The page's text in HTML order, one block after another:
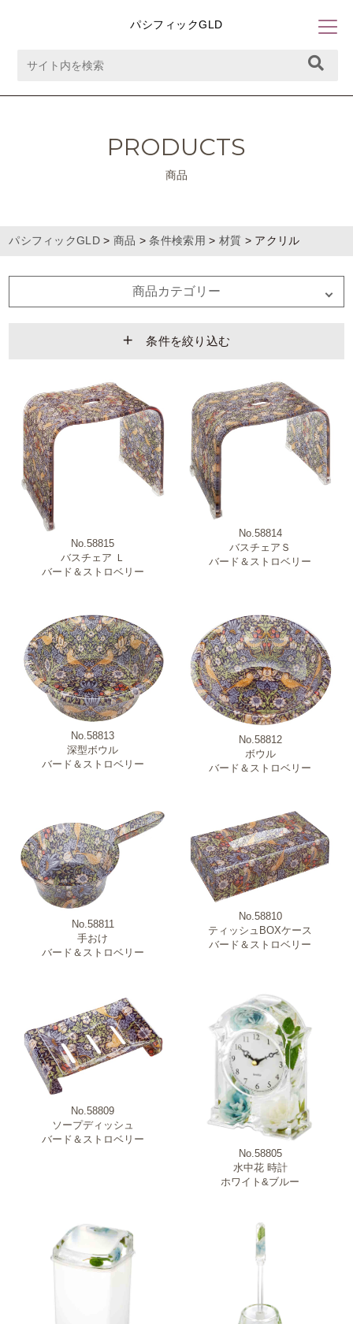
パシフィックGLD
PRODUCTS
商品
パシフィックGLD> 商品 >条件検索用 > 材質 > アクリル
商品カテゴリー
条件を絞り込む
ブランド
新商品・売れ筋商品・特価商品
柄・モチーフ
No.58815
バスチェア Ｌ
バード＆ストロベリー
No.58814
バスチェアＳ
バード＆ストロベリー
No.58813
深型ボウル
バード＆ストロベリー
No.58812
ボウル
バード＆ストロベリー
No.58811
手おけ
バード＆ストロベリー
No.58810
ティッシュBOXケース
バード＆ストロベリー
No.58809
ソープディッシュ
バード＆ストロベリー
No.58805
水中花 時計
ホワイト&ブルー